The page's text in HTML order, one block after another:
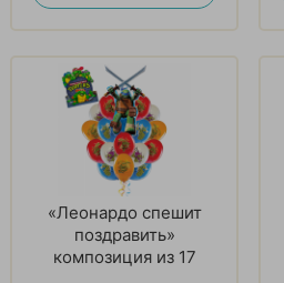
«Леонардо спешит
поздравить»
композиция из 17